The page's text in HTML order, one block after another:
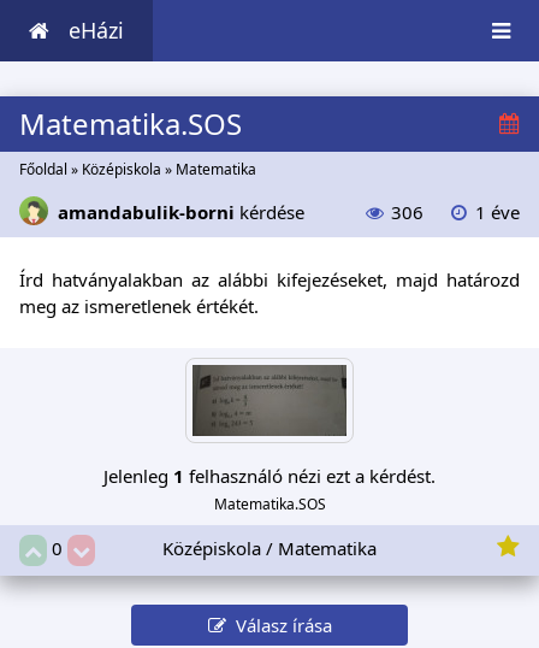
eHázi
Matematika.SOS
Főoldal » Középiskola » Matematika
amandabulik-borni kérdése 306 1 éve
Írd hatványalakban az alábbi kifejezéseket, majd határozd
meg az ismeretlenek értékét.
Jelenleg 1 felhasználó nézi ezt a kérdést.
Matematika.SOS
0 Középiskola / Matematika
Válasz írása